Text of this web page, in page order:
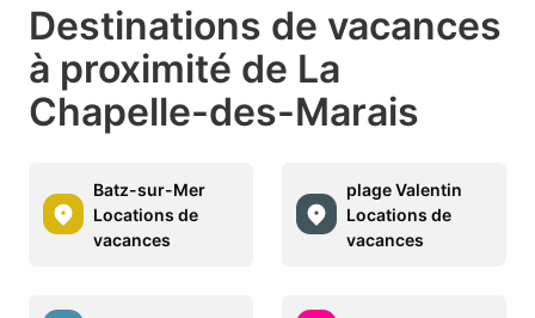
Destinations de vacances
à proximité de La
Chapelle-des-Marais
Batz-sur-Mer
Locations de
vacances
plage Valentin
Locations de
vacances